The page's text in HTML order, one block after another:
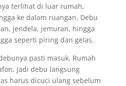
terlihat di luar rumah,
ke dalam ruangan. Debu
jendela, jemuran, hingga
seperti piring dan gelas.
pasti masuk. Rumah
jadi debu langsung
harus dicuci ulang sebelum